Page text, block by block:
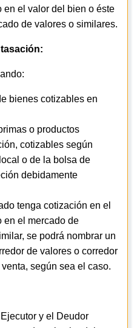
en el valor del bien o éste
de valores o similares.
bienes cotizables en
o productos
cotizables según
o de la bolsa de
debidamente
tenga cotización en el
en el mercado de
se podrá nombrar un
de valores o corredor
según sea el caso.
y el Deudor